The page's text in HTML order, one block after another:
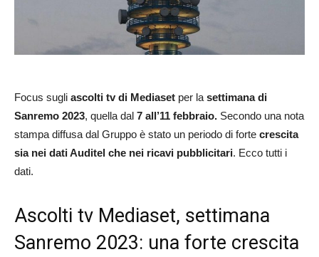
Focus sugli ascolti tv di Mediaset per la settimana di
Sanremo 2023, quella dal 7 all’11 febbraio. Secondo una nota
stampa diffusa dal Gruppo è stato un periodo di forte crescita
sia nei dati Auditel che nei ricavi pubblicitari. Ecco tutti i
dati.
Ascolti tv Mediaset, settimana
Sanremo 2023: una forte crescita